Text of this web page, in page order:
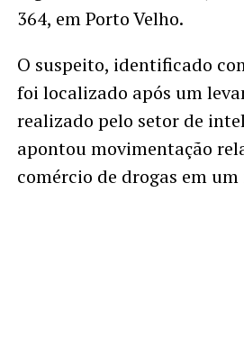
364, em Porto Velho.
O suspeito, identificado
foi localizado após um
realizado pelo setor de
apontou movimentação
comércio de drogas em